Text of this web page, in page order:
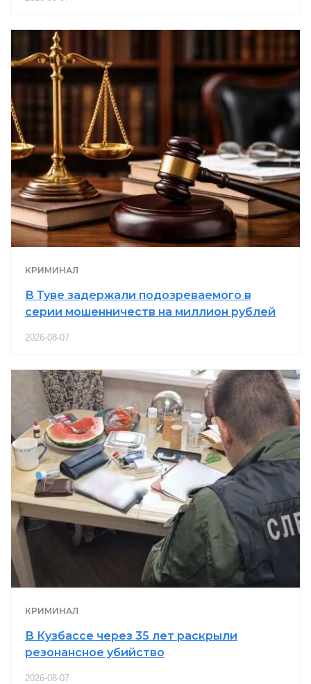
КРИМИНАЛ
В Туве задержали подозреваемого в
серии мошенничеств на миллион рублей
2026-08-07
КРИМИНАЛ
В Кузбассе через 35 лет раскрыли
резонансное убийство
2026-08-07